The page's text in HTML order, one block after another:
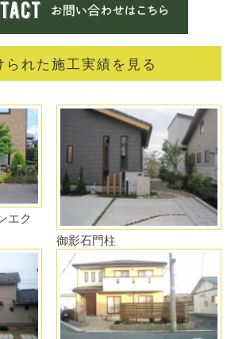
られた施工実績を見る
エク
御影石門柱